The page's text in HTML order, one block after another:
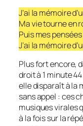
J’ai la mémoire
Ma vie tourne en
Puis mes
J’ai la mémoire
Plus fort encore,
droit à 1 minute
elle disparaît à la
sans appel : ces
musiques virales
à la fois sur la